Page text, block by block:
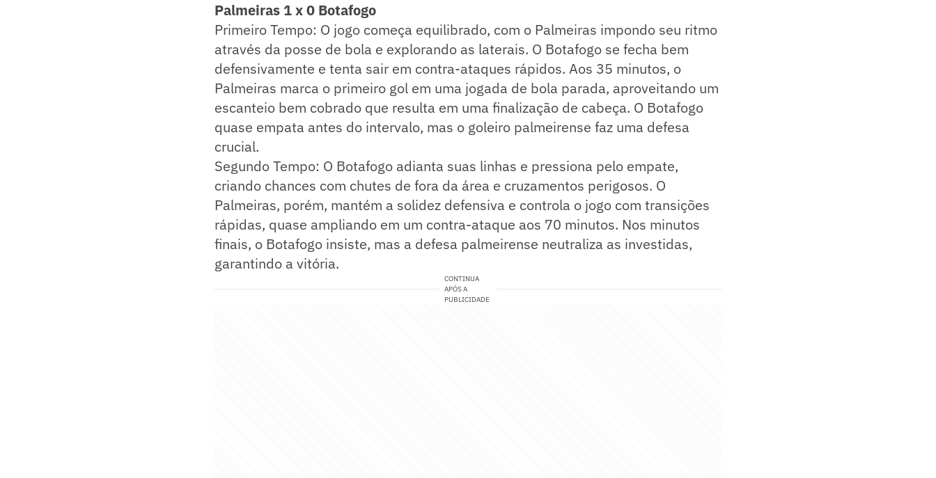
Palmeiras 1 x 0 Botafogo
Primeiro Tempo: O jogo começa equilibrado, com o Palmeiras impondo seu ritmo
através da posse de bola e explorando as laterais. O Botafogo se fecha bem
defensivamente e tenta sair em contra-ataques rápidos. Aos 35 minutos, o
Palmeiras marca o primeiro gol em uma jogada de bola parada, aproveitando um
escanteio bem cobrado que resulta em uma finalização de cabeça. O Botafogo
quase empata antes do intervalo, mas o goleiro palmeirense faz uma defesa
crucial.
Segundo Tempo: O Botafogo adianta suas linhas e pressiona pelo empate,
criando chances com chutes de fora da área e cruzamentos perigosos. O
Palmeiras, porém, mantém a solidez defensiva e controla o jogo com transições
rápidas, quase ampliando em um contra-ataque aos 70 minutos. Nos minutos
finais, o Botafogo insiste, mas a defesa palmeirense neutraliza as investidas,
garantindo a vitória.
CONTINUA
APÓS A
PUBLICIDADE